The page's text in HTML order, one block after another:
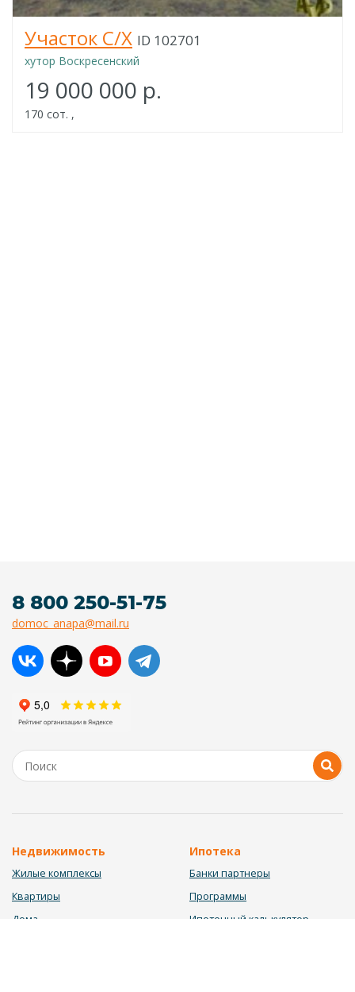
Участок С/Х ID 102701
хутор Воскресенский
19 000 000 р.
170 сот. ,
8 800 250-51-75
domoc_anapa@mail.ru
Недвижимость
Жилые комплексы
Квартиры
Дома
Ипотека
Банки партнеры
Программы
Ипотечный калькулятор